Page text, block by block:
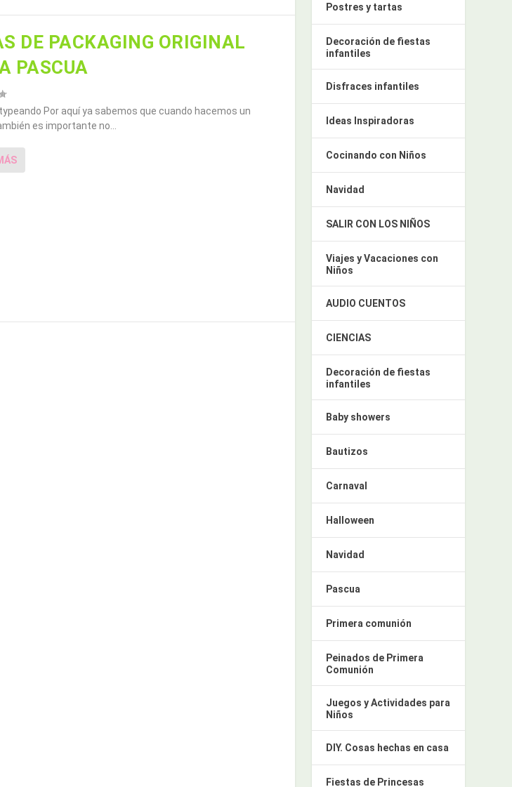
DE PACKAGING ORIGINAL
PASCUA
Por aquí ya sabemos que cuando hacemos un
es importante no...
Postres y tartas
Decoración de fiestas
infantiles
Disfraces infantiles
Ideas Inspiradoras
Cocinando con Niños
Navidad
SALIR CON LOS NIÑOS
Viajes y Vacaciones con
Niños
AUDIO CUENTOS
CIENCIAS
Decoración de fiestas
infantiles
Baby showers
Bautizos
Carnaval
Halloween
Navidad
Pascua
Primera comunión
Peinados de Primera
Comunión
Juegos y Actividades para
Niños
DIY. Cosas hechas en casa
Fiestas de Princesas